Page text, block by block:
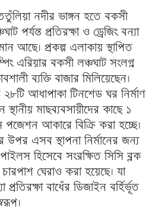
নদীর ভাঙ্গন হতে বকসী
পর্যন্ত প্রতিরক্ষা ও ড্রেজিং বন্যা
আছে। প্রকল্প এলাকায় স্থাপিত
এরিয়ার বকসী লঞ্চঘাট সংলগ্ন
ব্যক্তি বাজার মিলিয়েছেন।
আধাপাকা টিনশেড ঘর নির্মাণ
মাছব্যবসায়ীদের কাছে ১
পজেশন আকারে বিক্রি করা হচ্ছে।
উপর এসব স্থাপনা নির্মানের জন্য
হিসেবে সংরক্ষিত সিসি ব্লক
চারপাশ ঘেরাও করা হয়েছে। যা
বাধেঁর ডিজাইন বর্হির্ভূত